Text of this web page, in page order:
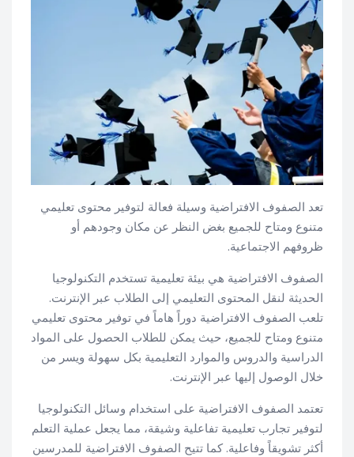
تعد الصفوف الافتراضية وسيلة فعالة لتوفير محتوى تعليمي
متنوع ومتاح للجميع بغض النظر عن مكان وجودهم أو
ظروفهم الاجتماعية.
الصفوف الافتراضية هي بيئة تعليمية تستخدم التكنولوجيا
الحديثة لنقل المحتوى التعليمي إلى الطلاب عبر الإنترنت.
تلعب الصفوف الافتراضية دوراً هاماً في توفير محتوى تعليمي
متنوع ومتاح للجميع، حيث يمكن للطلاب الحصول على المواد
الدراسية والدروس والموارد التعليمية بكل سهولة ويسر من
خلال الوصول إليها عبر الإنترنت.
تعتمد الصفوف الافتراضية على استخدام وسائل التكنولوجيا
لتوفير تجارب تعليمية تفاعلية وشيقة، مما يجعل عملية التعلم
أكثر تشويقاً وفاعلية. كما تتيح الصفوف الافتراضية للمدرسين